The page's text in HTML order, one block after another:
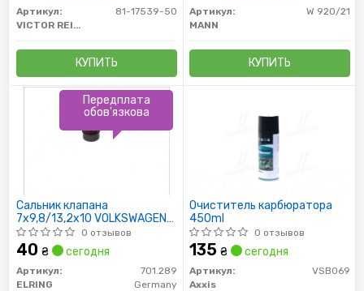
Артикул:
81-17539-50
VICTOR REINZ
КУПИТЬ
Артикул:
W 920/21
MANN
КУПИТЬ
Сальник клапана
7x9,8/13,2x10 VOLKSWAGEN
GTI/VR6
0 отзывов
40 ₴ сегодня
Артикул:
701.289
ELRING
Germany
Передплата
обов'язкова
Очиститель карбюратора
450ml
0 отзывов
135 ₴ сегодня
Артикул:
VSB069
Axxis